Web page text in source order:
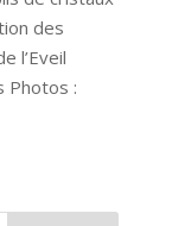
des
l’Eveil
Photos :